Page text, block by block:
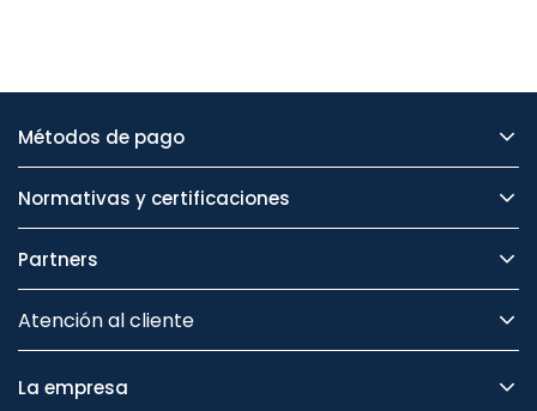
Métodos de pago
Normativas y certificaciones
Partners
Atención al cliente
La empresa